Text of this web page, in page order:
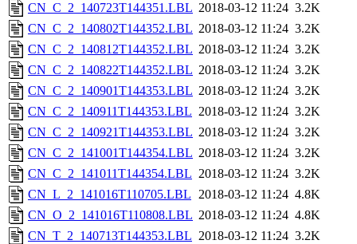
CN_C_2_140723T144351.LBL 2018-03-12 11:24 3.2K
CN_C_2_140802T144352.LBL 2018-03-12 11:24 3.2K
CN_C_2_140812T144352.LBL 2018-03-12 11:24 3.2K
CN_C_2_140822T144352.LBL 2018-03-12 11:24 3.2K
CN_C_2_140901T144353.LBL 2018-03-12 11:24 3.2K
CN_C_2_140911T144353.LBL 2018-03-12 11:24 3.2K
CN_C_2_140921T144353.LBL 2018-03-12 11:24 3.2K
CN_C_2_141001T144354.LBL 2018-03-12 11:24 3.2K
CN_C_2_141011T144354.LBL 2018-03-12 11:24 3.2K
CN_L_2_141016T110705.LBL 2018-03-12 11:24 4.8K
CN_O_2_141016T110808.LBL 2018-03-12 11:24 4.8K
CN_T_2_140713T144353.LBL 2018-03-12 11:24 3.2K